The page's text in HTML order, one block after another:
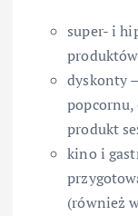
super- i
dyskonty
popcornu,
produkt
kino i
(również